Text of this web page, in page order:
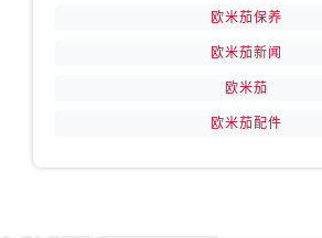
欧米茄保养
欧米茄新闻
欧米茄
欧米茄配件